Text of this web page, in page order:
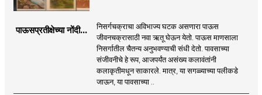
पाऊसप्रतीक्षेच्या नोंदी...
निसर्गचक्राचा अविभाज्य घटक असणारा पाऊस
जीवनचक्रासाठी नवा ऋतू घेऊन येतो. पाऊस माणसाला
निसर्गातील चैतन्य अनुभवण्याची संधी देतो. पावसाच्या
संजीवनीचे हे रूप, आजपर्यंत असंख्य कलावंतांनी
कलाकृतीमधून साकारले. मात्र, या सगळ्याच्या पलीकडे
जाऊन, या पावसाच्या ..